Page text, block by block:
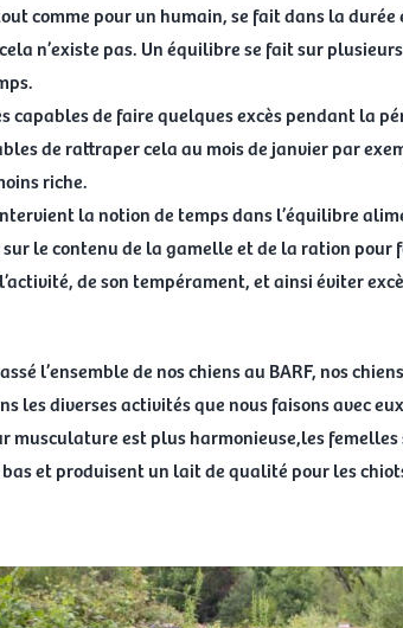
comme pour un humain, se fait dans la
n’existe pas. Un équilibre se fait sur
capables de faire quelques excès pendant la
de rattraper cela au mois de janvier par
riche.
la notion de temps dans l’équilibre
le contenu de la gamelle et de la ration pour
de son tempérament, et ainsi éviter
l’ensemble de nos chiens au BARF, nos
les diverses activités que nous faisons avec
musculature est plus harmonieuse,les
et produisent un lait de qualité pour les